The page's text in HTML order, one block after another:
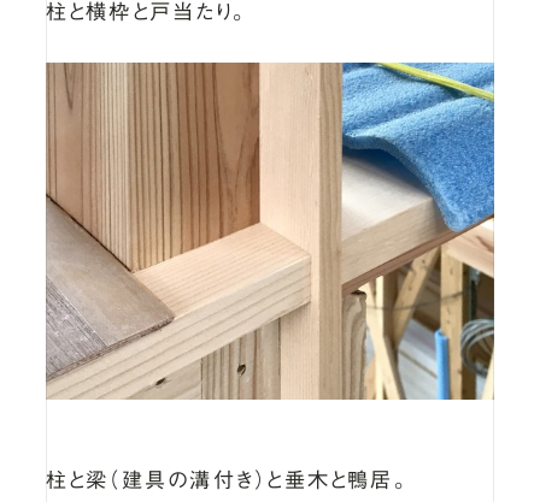
柱と横枠と戸当たり。
柱と梁（建具の溝付き）と垂木と鴨居。